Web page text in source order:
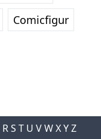
Comicfigur
R S T U V W X Y Z